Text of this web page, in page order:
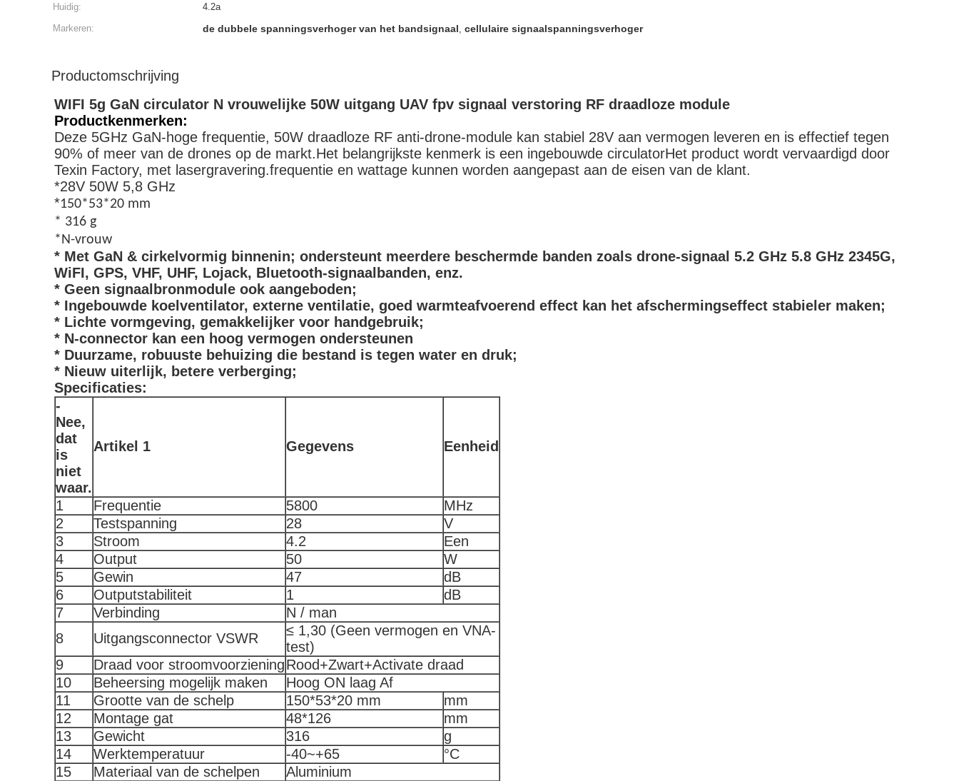
Huidig:
4.2a
Markeren:
de dubbele spanningsverhoger van het bandsignaal, cellulaire signaalspanningsverhoger
Productomschrijving
WIFI 5g GaN circulator N vrouwelijke 50W uitgang UAV fpv signaal verstoring RF draadloze module
Productkenmerken:
Deze 5GHz GaN-hoge frequentie, 50W draadloze RF anti-drone-module kan stabiel 28V aan vermogen leveren en is effectief tegen
90% of meer van de drones op de markt.Het belangrijkste kenmerk is een ingebouwde circulatorHet product wordt vervaardigd door
Texin Factory, met lasergravering.frequentie en wattage kunnen worden aangepast aan de eisen van de klant.
*28V 50W 5,8 GHz
*150*53*20 mm
* 316 g
*N-vrouw
* Met GaN & cirkelvormig binnenin; ondersteunt meerdere beschermde banden zoals drone-signaal 5.2 GHz 5.8 GHz 2345G,
WiFI, GPS, VHF, UHF, Lojack, Bluetooth-signaalbanden, enz.
* Geen signaalbronmodule ook aangeboden;
* Ingebouwde koelventilator, externe ventilatie, goed warmteafvoerend effect kan het afschermingseffect stabieler maken;
* Lichte vormgeving, gemakkelijker voor handgebruik;
* N-connector kan een hoog vermogen ondersteunen
* Duurzame, robuuste behuizing die bestand is tegen water en druk;
* Nieuw uiterlijk, betere verberging;
Specificaties:
-
Nee,
dat
is
niet
waar.
Artikel 1 Gegevens Eenheid
1 Frequentie 5800
MHz
2
Testspanning 28
V
3
Stroom 4.2
Een
4
Output 50
W
5
Gewin 47
dB
6
Outputstabiliteit 1
dB
7
Verbinding
N / man
8
Uitgangsconnector VSWR
≤ 1,30 (Geen vermogen en VNA-
test)
9
Draad voor stroomvoorzieningRood+Zwart+Activate draad
10
Beheersing mogelijk maken
Hoog ON laag Af
11
Grootte van de schelp 150*53*20 mm
mm
12
Montage gat 48*126
mm
13
Gewicht 316
g
14
Werktemperatuur -40~+65
°C
15
Materiaal van de schelpen
Aluminium